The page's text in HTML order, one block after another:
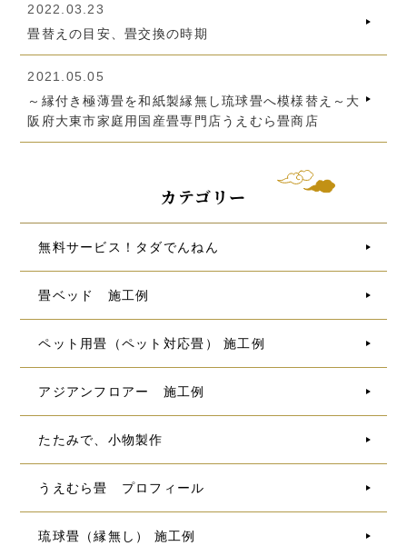
2022.03.23
畳替えの目安、畳交換の時期
2021.05.05
～縁付き極薄畳を和紙製縁無し琉球畳へ模様替え～大
阪府大東市家庭用国産畳専門店うえむら畳商店
カテゴリー
無料サービス！タダでんねん
畳ベッド 施工例
ペット用畳（ペット対応畳） 施工例
アジアンフロアー 施工例
たたみで、小物製作
うえむら畳 プロフィール
琉球畳（縁無し） 施工例